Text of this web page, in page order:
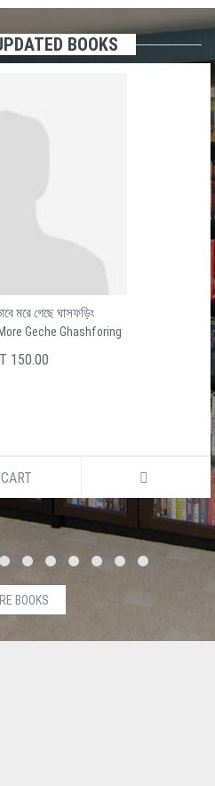
BOOKS
মরে গেছে ঘাসফড়িং
Geche Ghashforing
150.00
CART
BOOKS